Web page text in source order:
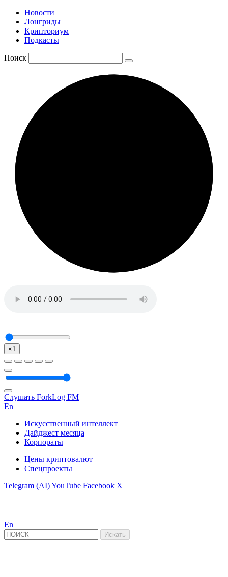
Новости
Лонгриды
Крипториум
Подкасты
Поиск
×1
Слушать ForkLog FM
En
Искусственный интеллект
Дайджест месяца
Корпораты
Цены криптовалют
Спецпроекты
Telegram (AI)YouTube Facebook X
En